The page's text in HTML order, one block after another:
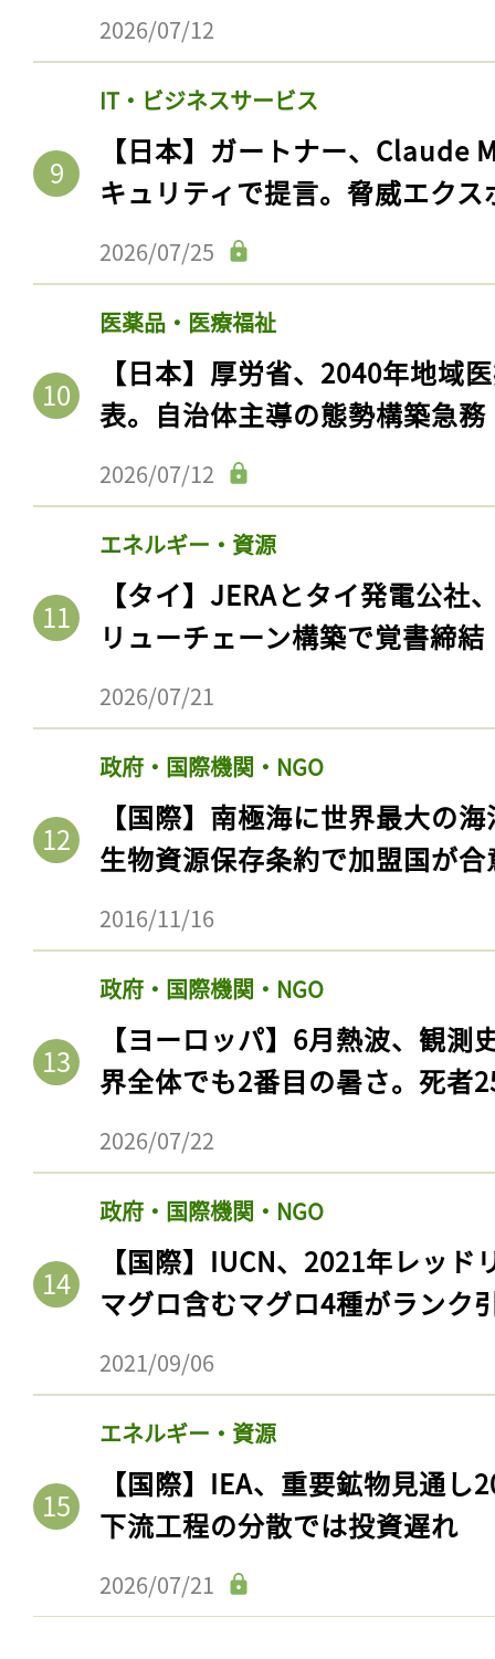
2026/07/12
IT・ビジネスサービス
【日本】ガートナー、Claude
キュリティで提言。脅威エク
2026/07/25
医薬品・医療福祉
【日本】厚労省、2040年地域
表。自治体主導の態勢構築急務
2026/07/12
エネルギー・資源
【タイ】JERAとタイ発電公社
リューチェーン構築で覚書締結
2026/07/21
政府・国際機関・NGO
【国際】南極海に世界最大の
生物資源保存条約で加盟国が合
2016/11/16
政府・国際機関・NGO
【ヨーロッパ】6月熱波、観
界全体でも2番目の暑さ。死者
2026/07/22
政府・国際機関・NGO
【国際】IUCN、2021年レッ
マグロ含むマグロ4種がランク
2021/09/06
エネルギー・資源
【国際】IEA、重要鉱物見通
下流工程の分散では投資遅れ
2026/07/21